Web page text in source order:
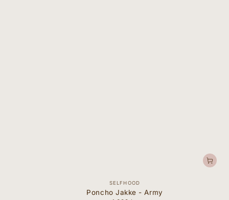
Forhandler:
SELFHOOD
Poncho Jakke - Army